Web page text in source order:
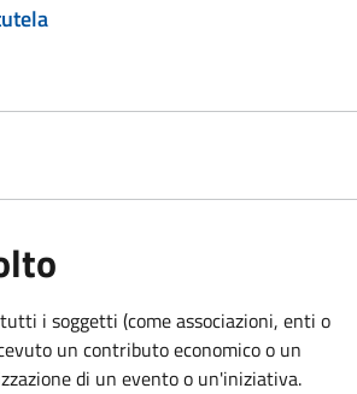
i soggetti (come associazioni, enti o
un contributo economico o un
di un evento o un'iniziativa.